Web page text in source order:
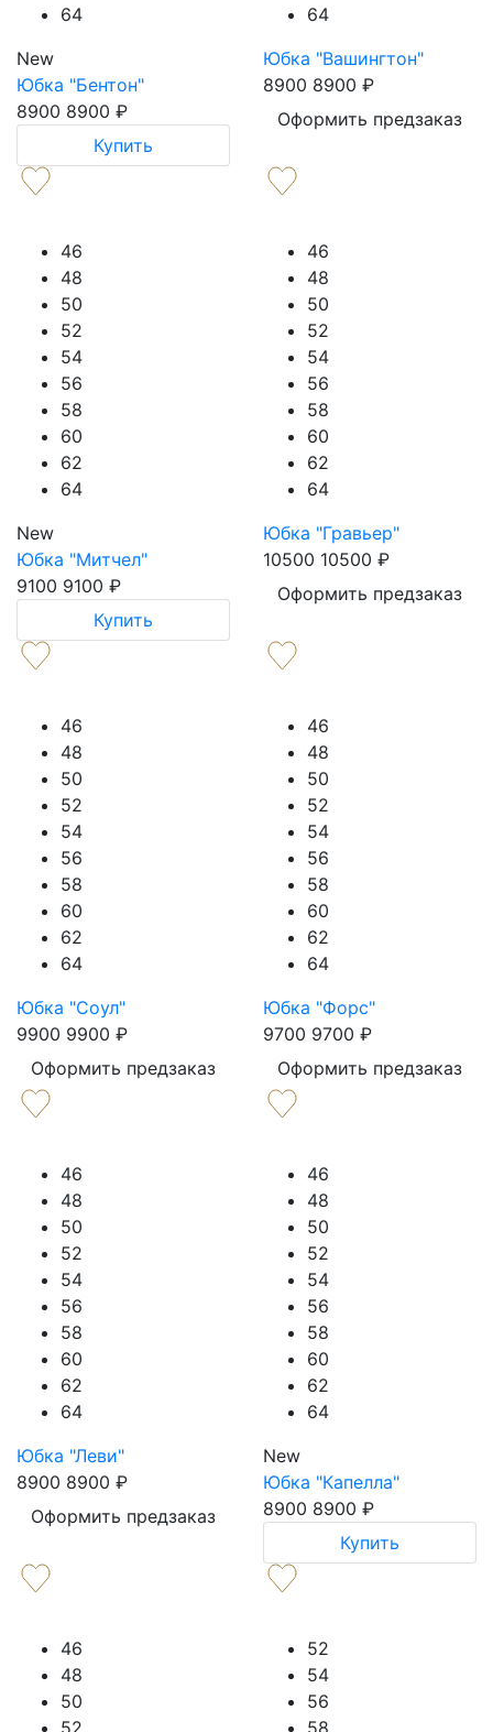
64
New
Юбка "Бентон"
8900 8900 ₽
Купить
64
Юбка "Вашингтон"
8900 8900 ₽
Оформить предзаказ
46
48
50
52
54
56
58
60
62
64
New
Юбка "Митчел"
9100 9100 ₽
Купить
46
48
50
52
54
56
58
60
62
64
Юбка "Гравьер"
10500 10500 ₽
Оформить предзаказ
46
48
50
52
54
56
58
60
62
64
Юбка "Соул"
9900 9900 ₽
Оформить предзаказ
46
48
50
52
54
56
58
60
62
64
Юбка "Форс"
9700 9700 ₽
Оформить предзаказ
46
48
50
52
54
56
58
60
62
64
Юбка "Леви"
8900 8900 ₽
Оформить предзаказ
46
48
50
52
54
56
58
60
62
64
New
Юбка "Капелла"
8900 8900 ₽
Купить
46
48
50
52
52
54
56
58